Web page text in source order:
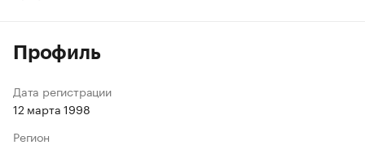
Профиль
Дата регистрации
12 марта 1998
Регион